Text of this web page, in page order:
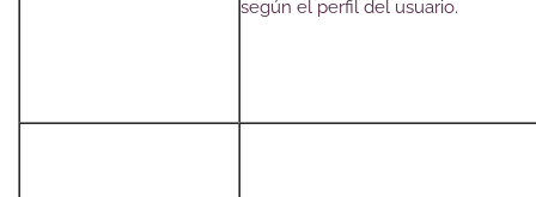
según el perfil del usuario.